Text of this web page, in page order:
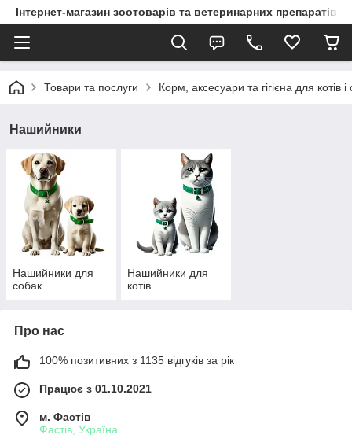
Інтернет-магазин зоотоварів та ветеринарних препаратів
Товари та послуги Корм, аксесуари та гігієна для котів і
Нашийники
Нашийники для
собак
Нашийники для
котів
Про нас
100% позитивних з 1135 відгуків за рік
Працює з 01.10.2021
м. Фастів
Фастів, Україна